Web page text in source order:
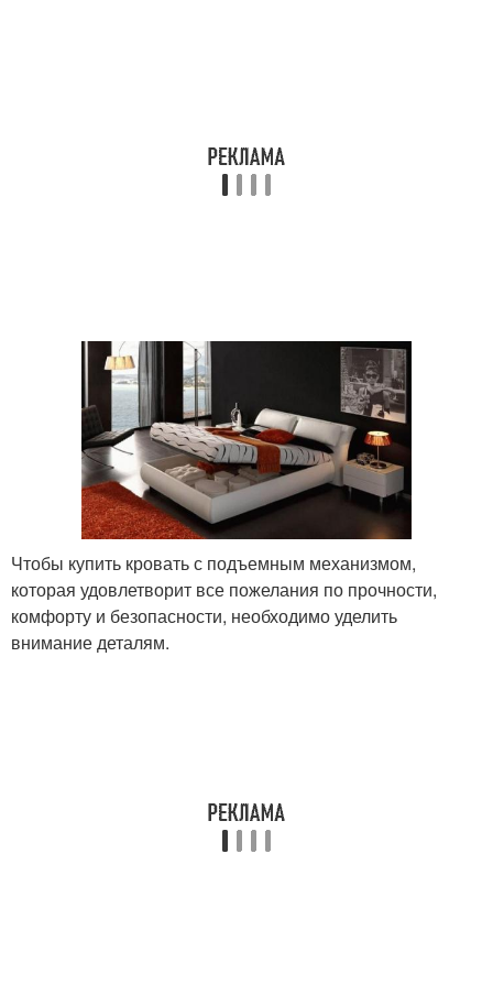
Чтобы купить кровать с подъемным механизмом,
которая удовлетворит все пожелания по прочности,
комфорту и безопасности, необходимо уделить
внимание деталям.